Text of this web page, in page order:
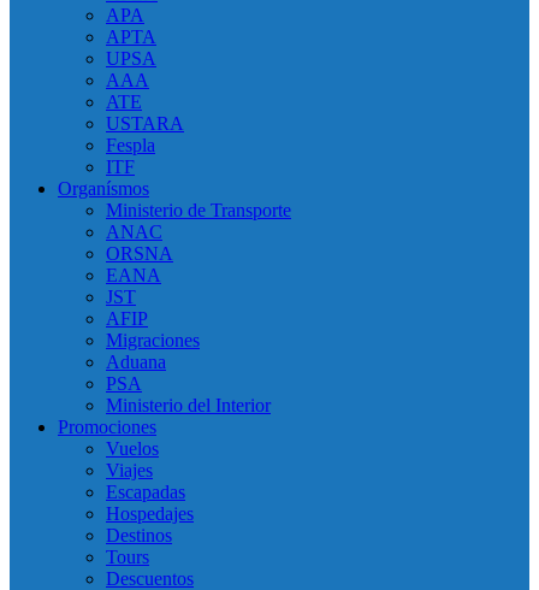
APA
APTA
UPSA
AAA
ATE
USTARA
Fespla
ITF
Organísmos
Ministerio de Transporte
ANAC
ORSNA
EANA
JST
AFIP
Migraciones
Aduana
PSA
Ministerio del Interior
Promociones
Vuelos
Viajes
Escapadas
Hospedajes
Destinos
Tours
Descuentos